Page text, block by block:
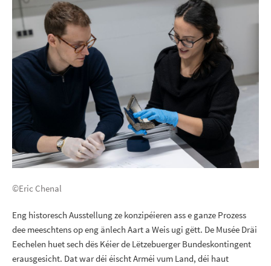
©Eric Chenal
Eng historesch Ausstellung ze konzipéieren ass e ganze Prozess
dee meeschtens op eng änlech Aart a Weis ugi gëtt. De Musée Dräi
Eechelen huet sech dës Kéier de Lëtzebuerger Bundeskontingent
erausgesicht. Dat war déi éischt Arméi vum Land, déi haut